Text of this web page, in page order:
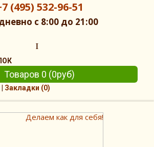
(495) 532-96-51
с 8:00 до 21:00
Товаров 0 (0руб)
| Закладки (0)
Делаем как для себя!